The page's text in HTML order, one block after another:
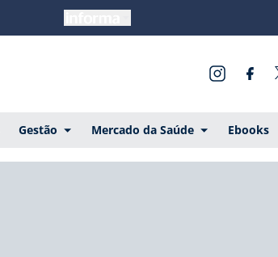
Gestão Mercado da Saúde Ebooks